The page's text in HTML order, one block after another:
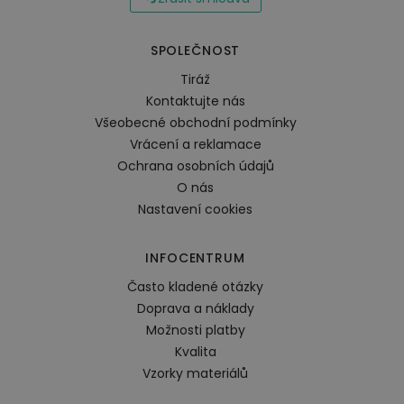
SPOLEČNOST
Tiráž
Kontaktujte nás
Všeobecné obchodní podmínky
Vrácení a reklamace
Ochrana osobních údajů
O nás
Nastavení cookies
INFOCENTRUM
Často kladené otázky
Doprava a náklady
Možnosti platby
Kvalita
Vzorky materiálů